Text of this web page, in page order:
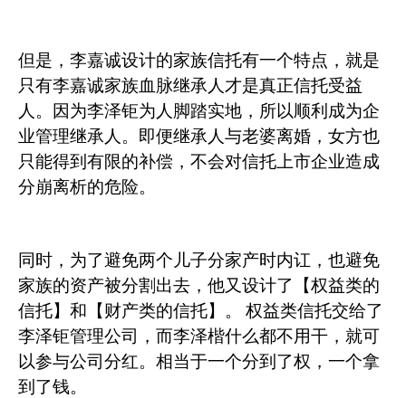
但是，李嘉诚设计的家族信托有一个特点，就是
只有李嘉诚家族血脉继承人才是真正信托受益
人。因为李泽钜为人脚踏实地，所以顺利成为企
业管理继承人。即便继承人与老婆离婚，女方也
只能得到有限的补偿，不会对信托上市企业造成
分崩离析的危险。
同时，为了避免两个儿子分家产时内讧，也避免
家族的资产被分割出去，他又设计了【权益类的
信托】和【财产类的信托】。
权益类信托交给了
李泽钜管理公司，而李泽楷什么都不用干，就可
以参与公司分红。相当于一个分到了权，一个拿
到了钱。